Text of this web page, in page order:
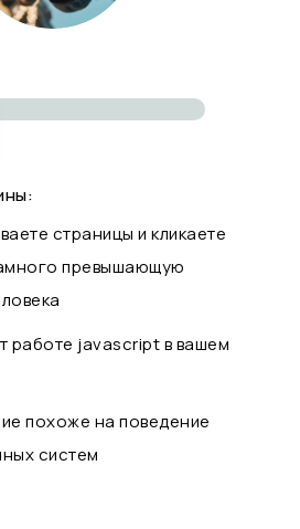
страницы и кликаете
превышающую
работе javascript в вашем
похоже на поведение
систем